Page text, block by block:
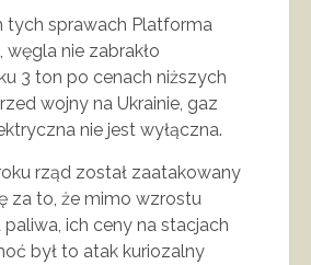
tych sprawach Platforma
węgla nie zabrakło
3 ton po cenach niższych
wojny na Ukrainie, gaz
nie jest wyłączna.
rząd został zaatakowany
za to, że mimo wzrostu
paliwa, ich ceny na stacjach
był to atak kuriozalny